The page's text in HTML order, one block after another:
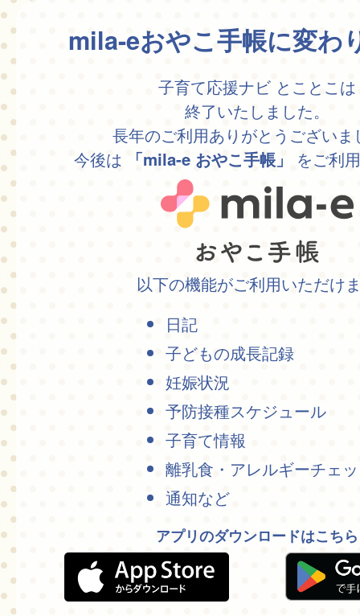
mila-eおやこ手帳に変わ
子育て応援ナビ とことこは
終了いたしました。
長年のご利用ありがとうございま
今後は
「mila-e おやこ手帳」 をご利
以下の機能がご利用いただけ
日記
子どもの成長記録
妊娠状況
予防接種スケジュール
子育て情報
離乳食・アレルギーチェ
通知など
アプリのダウンロードはこちら